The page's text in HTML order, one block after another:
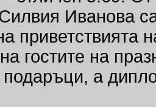
Иванова
гостите на
а